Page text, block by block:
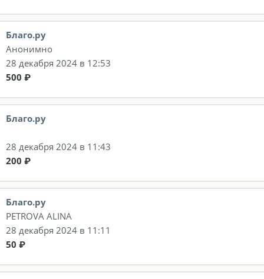
Благо.ру
Анонимно
28 декабря 2024 в 12:53
500 ₽
Благо.ру
28 декабря 2024 в 11:43
200 ₽
Благо.ру
PETROVA ALINA
28 декабря 2024 в 11:11
50 ₽